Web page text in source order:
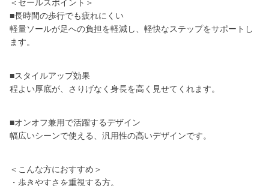
＜セールスポイント＞
■長時間の歩行でも疲れにくい
軽量ソールが足への負担を軽減し、軽快なステップをサポートし
ます。
■スタイルアップ効果
程よい厚底が、さりげなく身長を高く見せてくれます。
■オンオフ兼用で活躍するデザイン
幅広いシーンで使える、汎用性の高いデザインです。
＜こんな方におすすめ＞
・歩きやすさを重視する方。